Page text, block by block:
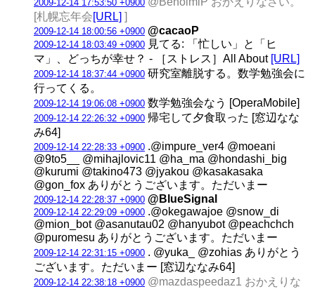
2009-12-14 17:53:50 +0900
[札幌忘年会[URL] ]
2009-12-14 18:00:56 +0900 @cacaoP
2009-12-14 18:03:49 +0900 見てる: 「忙しい」と「ヒ
マ」、どっちが幸せ？ - ［ストレス］All About [URL]
2009-12-14 18:37:44 +0900 研究室離脱する。数学勉強会に
行ってくる。
2009-12-14 19:06:08 +0900 数学勉強会なう [OperaMobile]
2009-12-14 22:26:32 +0900 帰宅して夕食取った [窓辺なな
み64]
2009-12-14 22:28:33 +0900 .@impure_ver4 @moeani
@9to5__ @mihajlovic11 @ha_ma @hondashi_big
@kurumi @takino473 @jyakou @kasakasaka
@gon_fox ありがとうございます。ただいまー
2009-12-14 22:28:37 +0900 @BlueSignal
2009-12-14 22:29:09 +0900 .@okegawajoe @snow_di
@mion_bot @asanutau02 @hanyubot @peachchch
@puromesu ありがとうございます。ただいまー
2009-12-14 22:31:15 +0900 . @yuka_ @zohias ありがとう
ございます。ただいまー [窓辺ななみ64]
2009-12-14 22:38:18 +0900 @mazdaspeedaz1 おかえりな